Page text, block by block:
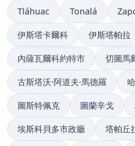
Tláhuac Tonalá
伊斯塔卡爾科 伊斯塔帕拉
內薩瓦爾科約特市 切圖馬
古斯塔沃·阿道夫·馬德羅
圖斯特佩克 圖蘭辛戈
埃斯科貝多市政廳 塔帕丘